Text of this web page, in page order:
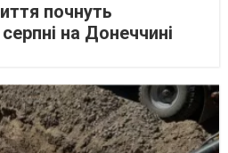
почнуть
на Донеччині